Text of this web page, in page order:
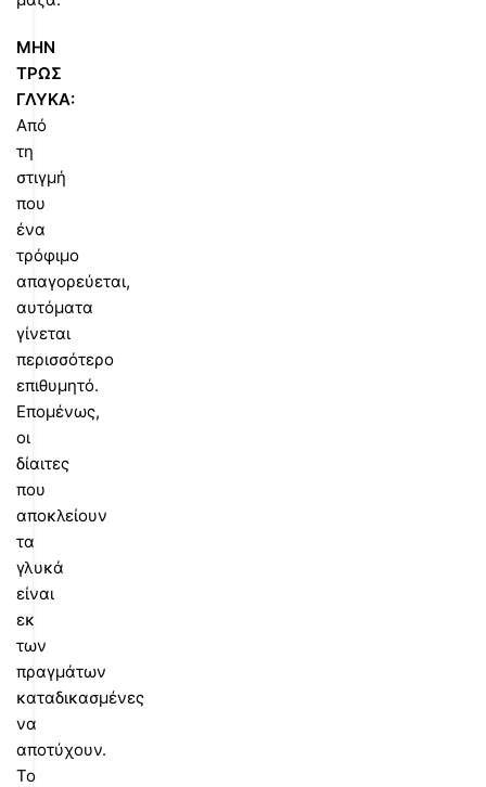
ΜΗΝ
ΤΡΩΣ
ΓΛΥΚΑ:
Από
τη
στιγμή
που
ένα
τρόφιμο
απαγορεύεται,
αυτόματα
γίνεται
περισσότερο
επιθυμητό.
Επομένως,
οι
δίαιτες
που
αποκλείουν
τα
γλυκά
είναι
εκ
των
πραγμάτων
καταδικασμένες
να
αποτύχουν.
Το